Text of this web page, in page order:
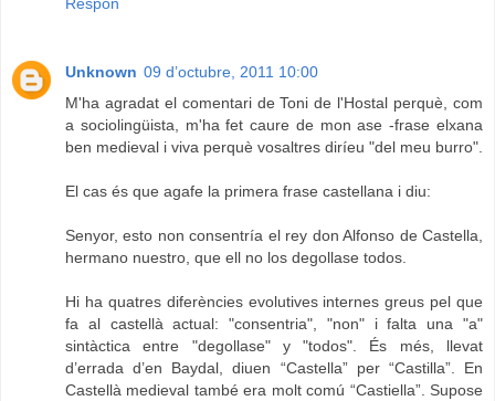
Unknown 09 d’octubre, 2011 10:00
M'ha agradat el comentari de Toni de l'Hostal perquè, com
a sociolingüista, m'ha fet caure de mon ase -frase elxana
ben medieval i viva perquè vosaltres diríeu "del meu burro".
El cas és que agafe la primera frase castellana i diu:
Senyor, esto non consentría el rey don Alfonso de Castella,
hermano nuestro, que ell no los degollase todos.
Hi ha quatres diferències evolutives internes greus pel que
fa al castellà actual: "consentria", "non" i falta una "a"
sintàctica entre "degollase" y "todos". És més, llevat
d’errada d’en Baydal, diuen “Castella” per “Castilla”. En
Castellà medieval també era molt comú “Castiella”. Supose